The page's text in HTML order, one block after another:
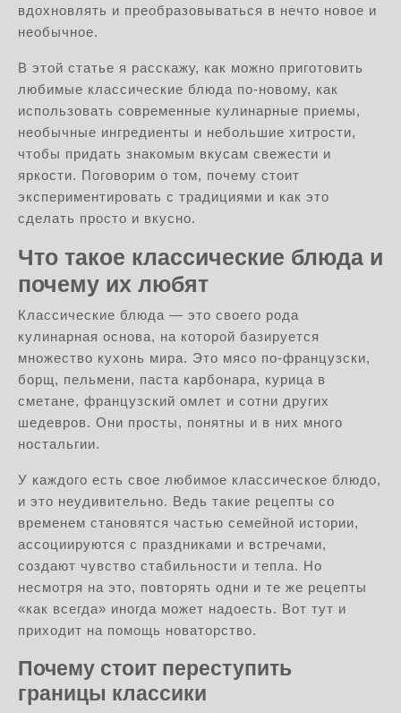
вдохновлять и преобразовываться в нечто новое и
необычное.
В этой статье я расскажу, как можно приготовить
любимые классические блюда по-новому, как
использовать современные кулинарные приемы,
необычные ингредиенты и небольшие хитрости,
чтобы придать знакомым вкусам свежести и
яркости. Поговорим о том, почему стоит
экспериментировать с традициями и как это
сделать просто и вкусно.
Что такое классические блюда и
почему их любят
Классические блюда — это своего рода
кулинарная основа, на которой базируется
множество кухонь мира. Это мясо по-французски,
борщ, пельмени, паста карбонара, курица в
сметане, французский омлет и сотни других
шедевров. Они просты, понятны и в них много
ностальгии.
У каждого есть свое любимое классическое блюдо,
и это неудивительно. Ведь такие рецепты со
временем становятся частью семейной истории,
ассоциируются с праздниками и встречами,
создают чувство стабильности и тепла. Но
несмотря на это, повторять одни и те же рецепты
«как всегда» иногда может надоесть. Вот тут и
приходит на помощь новаторство.
Почему стоит переступить
границы классики